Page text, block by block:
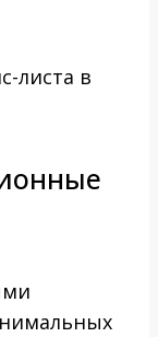
листа в